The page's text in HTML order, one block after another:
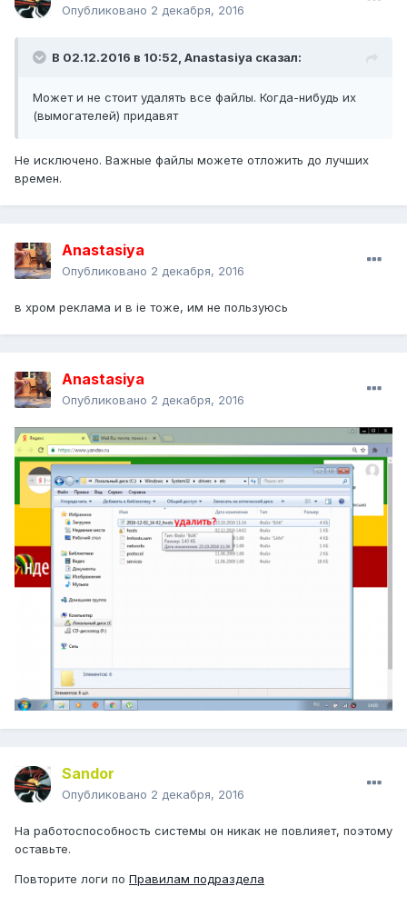
Опубликовано 2 декабря, 2016
В 02.12.2016 в 10:52, Anastasiya сказал:
Может и не стоит удалять все файлы. Когда-нибудь их
(вымогателей) придавят
Не исключено. Важные файлы можете отложить до лучших
времен.
Anastasiya
Опубликовано 2 декабря, 2016
в хром реклама и в ie тоже, им не пользуюсь
Anastasiya
Опубликовано 2 декабря, 2016
Sandor
Опубликовано 2 декабря, 2016
На работоспособность системы он никак не повлияет, поэтому
оставьте.
Повторите логи по Правилам подраздела